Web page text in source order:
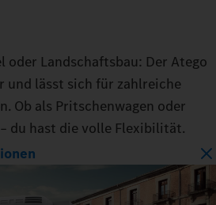
oder Landschaftsbau: Der Atego
und lässt sich für zahlreiche
Ob als Pritschenwagen oder
du hast die volle Flexibilität.